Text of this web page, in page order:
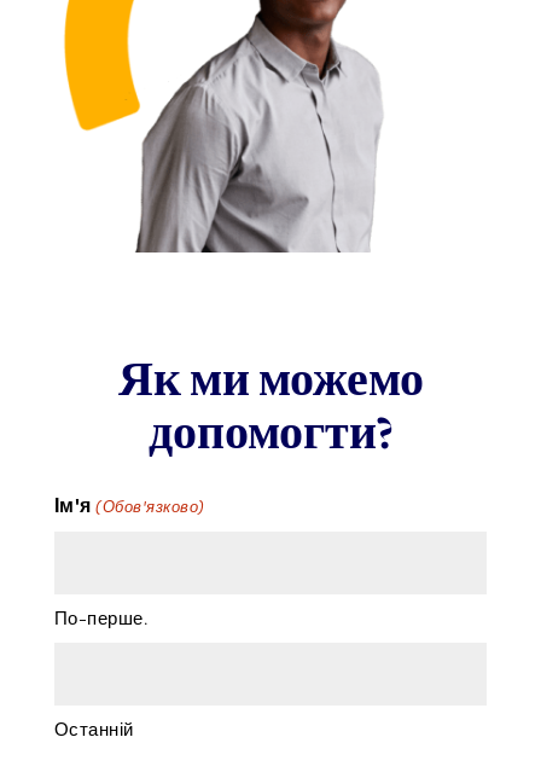
Як ми можемо
допомогти?
Ім'я (Обов'язково)
По-перше.
Останній